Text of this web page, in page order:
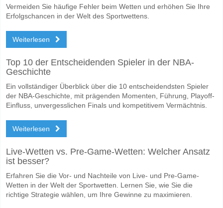
Vermeiden Sie häufige Fehler beim Wetten und erhöhen Sie Ihre
Erfolgschancen in der Welt des Sportwettens.
Weiterlesen
Top 10 der Entscheidenden Spieler in der NBA-
Geschichte
Ein vollständiger Überblick über die 10 entscheidendsten Spieler
der NBA-Geschichte, mit prägenden Momenten, Führung, Playoff-
Einfluss, unvergesslichen Finals und kompetitivem Vermächtnis.
Weiterlesen
Live-Wetten vs. Pre-Game-Wetten: Welcher Ansatz
ist besser?
Erfahren Sie die Vor- und Nachteile von Live- und Pre-Game-
Wetten in der Welt der Sportwetten. Lernen Sie, wie Sie die
richtige Strategie wählen, um Ihre Gewinne zu maximieren.